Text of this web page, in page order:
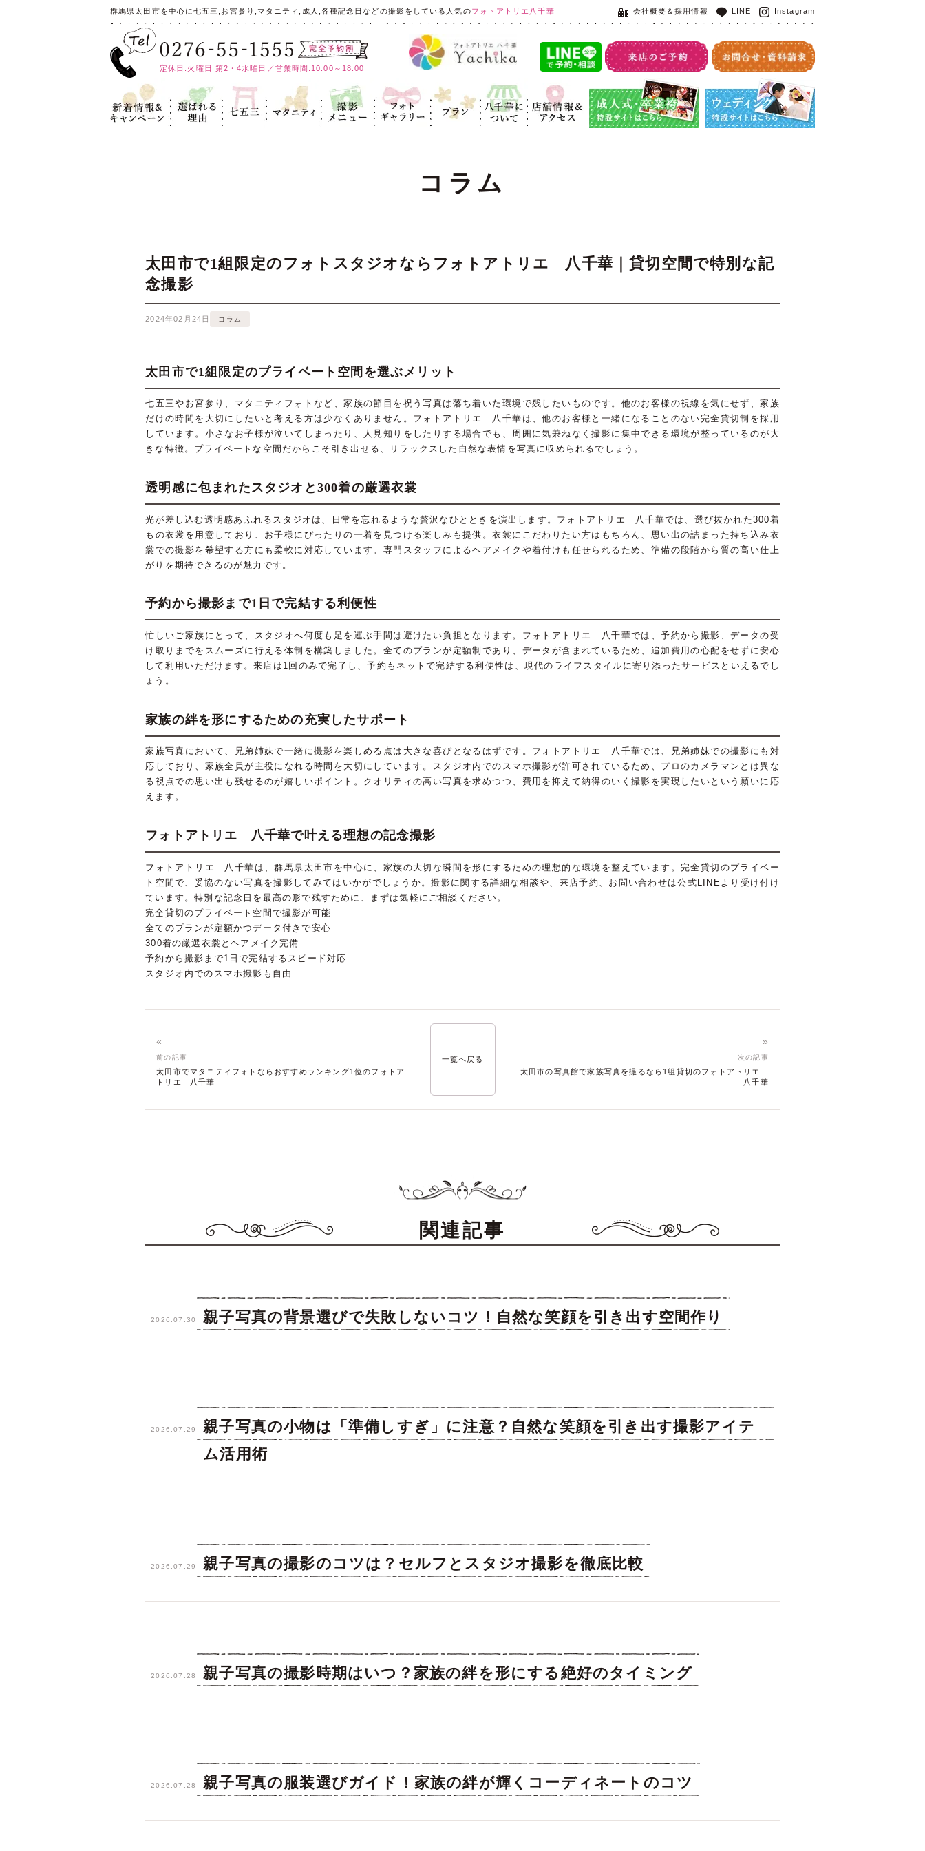
群馬県太田市を中心に七五三,お宮参り,マタニティ,成人,各種記念日などの撮影をしている人気のフォトアトリエ八千華
定休日:火曜日 第2・4水曜日／営業時間:10:00～18:00
会社概要＆採用情報 LINE Instagram
新着情報＆キ
ャンペーン
選ばれる理
由
七五三 マタニティ 記念写真
フォトギャラ
リー
プラン
八千華につ
いて
店舗情報＆ア
クセス
成人式・卒業袴特設サイト ウエディング特設サイト
コラム
太田市で1組限定のフォトスタジオならフォトアトリエ 八千華｜貸切空間で特別な記
念撮影
2024年02月24日 コラム
太田市で1組限定のプライベート空間を選ぶメリット
七五三やお宮参り、マタニティフォトなど、家族の節目を祝う写真は落ち着いた環境で残したいものです。他のお客様の視線を気にせず、家族
だけの時間を大切にしたいと考える方は少なくありません。フォトアトリエ 八千華は、他のお客様と一緒になることのない完全貸切制を採用
しています。小さなお子様が泣いてしまったり、人見知りをしたりする場合でも、周囲に気兼ねなく撮影に集中できる環境が整っているのが大
きな特徴。プライベートな空間だからこそ引き出せる、リラックスした自然な表情を写真に収められるでしょう。
透明感に包まれたスタジオと300着の厳選衣裳
光が差し込む透明感あふれるスタジオは、日常を忘れるような贅沢なひとときを演出します。フォトアトリエ 八千華では、選び抜かれた300着
もの衣裳を用意しており、お子様にぴったりの一着を見つける楽しみも提供。衣裳にこだわりたい方はもちろん、思い出の詰まった持ち込み衣
裳での撮影を希望する方にも柔軟に対応しています。専門スタッフによるヘアメイクや着付けも任せられるため、準備の段階から質の高い仕上
がりを期待できるのが魅力です。
予約から撮影まで1日で完結する利便性
忙しいご家族にとって、スタジオへ何度も足を運ぶ手間は避けたい負担となります。フォトアトリエ 八千華では、予約から撮影、データの受
け取りまでをスムーズに行える体制を構築しました。全てのプランが定額制であり、データが含まれているため、追加費用の心配をせずに安心
して利用いただけます。来店は1回のみで完了し、予約もネットで完結する利便性は、現代のライフスタイルに寄り添ったサービスといえるでし
ょう。
家族の絆を形にするための充実したサポート
家族写真において、兄弟姉妹で一緒に撮影を楽しめる点は大きな喜びとなるはずです。フォトアトリエ 八千華では、兄弟姉妹での撮影にも対
応しており、家族全員が主役になれる時間を大切にしています。スタジオ内でのスマホ撮影が許可されているため、プロのカメラマンとは異な
る視点での思い出も残せるのが嬉しいポイント。クオリティの高い写真を求めつつ、費用を抑えて納得のいく撮影を実現したいという願いに応
えます。
フォトアトリエ 八千華で叶える理想の記念撮影
フォトアトリエ 八千華は、群馬県太田市を中心に、家族の大切な瞬間を形にするための理想的な環境を整えています。完全貸切のプライベー
ト空間で、妥協のない写真を撮影してみてはいかがでしょうか。撮影に関する詳細な相談や、来店予約、お問い合わせは公式LINEより受け付け
ています。特別な記念日を最高の形で残すために、まずは気軽にご相談ください。
完全貸切のプライベート空間で撮影が可能
全てのプランが定額かつデータ付きで安心
300着の厳選衣裳とヘアメイク完備
予約から撮影まで1日で完結するスピード対応
スタジオ内でのスマホ撮影も自由
«
前の記事
太田市でマタニティフォトならおすすめランキング1位のフォトア
トリエ 八千華
一覧へ戻る
»
次の記事
太田市の写真館で家族写真を撮るなら1組貸切のフォトアトリエ
八千華
関連記事
2026.07.30 親子写真の背景選びで失敗しないコツ！自然な笑顔を引き出す空間作り
2026.07.29
親子写真の小物は「準備しすぎ」に注意？自然な笑顔を引き出す撮影アイテ
ム活用術
2026.07.29 親子写真の撮影のコツは？セルフとスタジオ撮影を徹底比較
2026.07.28 親子写真の撮影時期はいつ？家族の絆を形にする絶好のタイミング
2026.07.28 親子写真の服装選びガイド！家族の絆が輝くコーディネートのコツ